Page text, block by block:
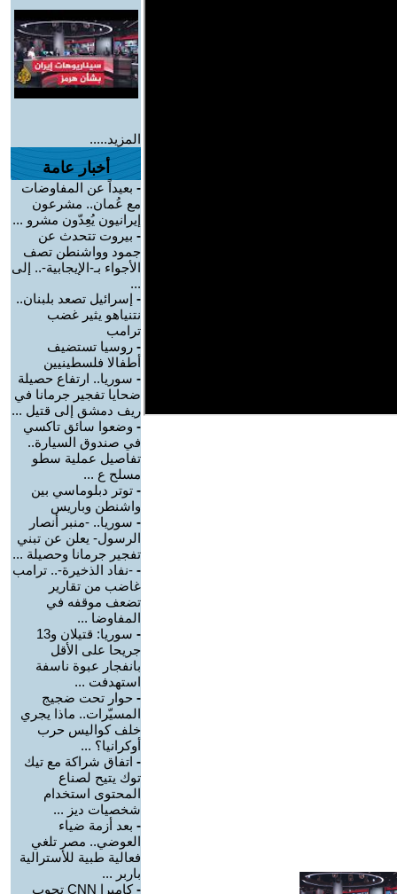
المزيد.....
أخبار عامة
- بعيداً عن المفاوضات
مع عُمان.. مشرعون
إيرانيون يُعِدّون مشرو ...
- بيروت تتحدث عن
جمود وواشنطن تصف
الأجواء بـ-الإيجابية-.. إلى
...
- إسرائيل تصعد بلبنان..
نتنياهو يثير غضب
ترامب
- روسيا تستضيف
أطفالا فلسطينيين
- سوريا.. ارتفاع حصيلة
ضحايا تفجير جرمانا في
ريف دمشق إلى قتيل ...
- وضعوا سائق تاكسي
في صندوق السيارة..
تفاصيل عملية سطو
مسلح ع ...
- توتر دبلوماسي بين
واشنطن وباريس
- سوريا.. -منبر أنصار
الرسول- يعلن عن تبني
تفجير جرمانا وحصيلة ...
- -نفاد الذخيرة-.. ترامب
غاضب من تقارير
تضعف موقفه في
المفاوضا ...
-
سوريا: قتيلان و13
جريحا على الأقل
بانفجار عبوة ناسفة
استهدفت ...
- حوار تحت ضجيج
المسيّرات.. ماذا يجري
خلف كواليس حرب
أوكرانيا؟ ...
- اتفاق شراكة مع تيك
توك يتيح لصناع
المحتوى استخدام
شخصيات ديز ...
- بعد أزمة ضياء
العوضي.. مصر تلغي
فعالية طبية للأسترالية
باربر ...
-
كاميرا CNN تجوب